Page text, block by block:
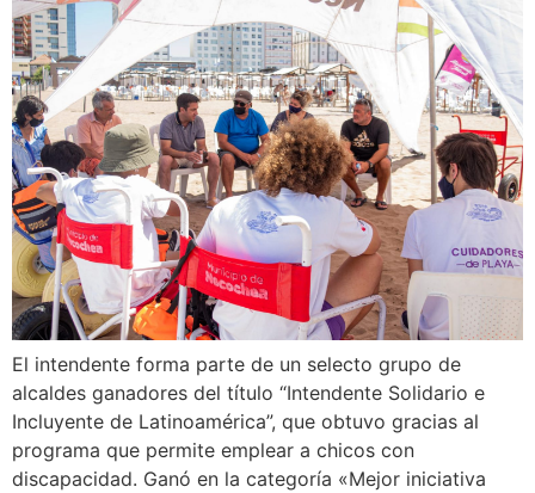
El intendente forma parte de un selecto grupo de
alcaldes ganadores del título “Intendente Solidario e
Incluyente de Latinoamérica”, que obtuvo gracias al
programa que permite emplear a chicos con
discapacidad. Ganó en la categoría «Mejor iniciativa